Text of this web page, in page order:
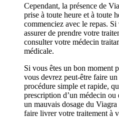
Cependant, la présence de
prise à toute heure et à toute
commenciez avec le repas.
assurer de prendre votre
consulter votre médecin
médicale.
Si vous êtes un bon moment
vous devrez peut-être faire
procédure simple et rapide,
prescription d’un médecin
un mauvais dosage du
faire livrer votre traitement à